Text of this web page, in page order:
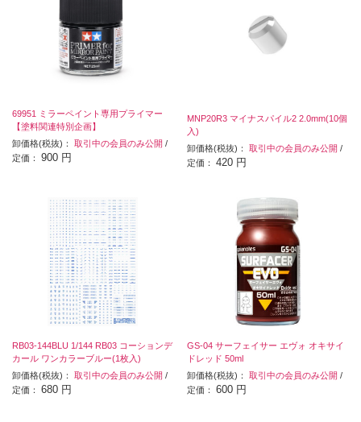
69951 ミラーペイント専用プライマー
【塗料関連特別企画】
卸価格(税抜)： 取引中の会員のみ公開 /
定価： 900 円
MNP20R3 マイナスパイル2 2.0mm(10個
入)
卸価格(税抜)：取引中の会員のみ公開 /
定価：420 円
RB03-144BLU 1/144 RB03 コーションデ
カール ワンカラーブルー(1枚入)
卸価格(税抜)： 取引中の会員のみ公開 /
定価： 680 円
GS-04 サーフェイサー エヴォ オキサイ
ドレッド 50ml
卸価格(税抜)：取引中の会員のみ公開 /
定価：600 円